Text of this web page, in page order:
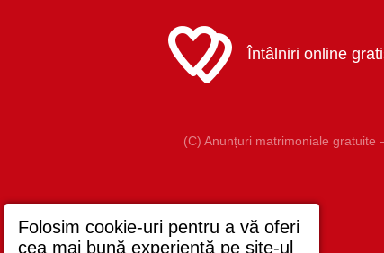
Întâlniri online
(C) Anunțuri matrimoniale
Folosim cookie-uri pentru a vă oferi
cea mai bună experiență pe site-ul